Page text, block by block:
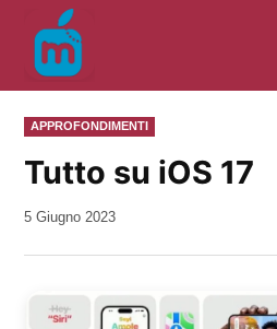
contenuto
PUBBLICATO
IN
APPROFONDIMENTI
Tutto su iOS 17
da
5 Giugno 2023